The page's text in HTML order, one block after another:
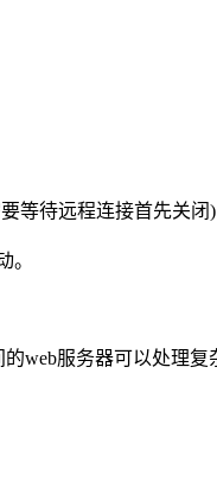
待远程连接首先关闭)
。
服务器可以处理复